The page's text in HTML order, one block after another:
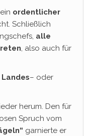
ordentlicher
Schließlich
alle
, also auch für
Landes– oder
herum. Den für
Spruch vom
garnierte er